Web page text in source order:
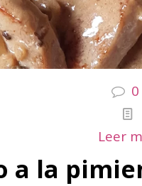
0
Leer
a la